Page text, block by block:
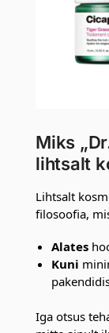
Miks
lihtsalt
Lihtsalt
filosoofia,
Alates
Kuni
Iga otsus